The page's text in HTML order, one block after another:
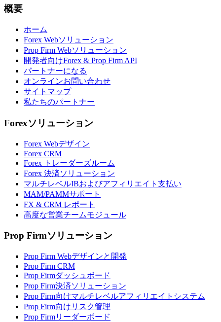
概要
ホーム
Forex Webソリューション
Prop Firm Webソリューション
開発者向けForex & Prop Firm API
パートナーになる
オンラインお問い合わせ
サイトマップ
私たちのパートナー
Forexソリューション
Forex Webデザイン
Forex CRM
Forex トレーダーズルーム
Forex 決済ソリューション
マルチレベルIBおよびアフィリエイト支払い
MAM/PAMMサポート
FX & CRM レポート
高度な営業チームモジュール
Prop Firmソリューション
Prop Firm Webデザインと開発
Prop Firm CRM
Prop Firmダッシュボード
Prop Firm決済ソリューション
Prop Firm向けマルチレベルアフィリエイトシステム
Prop Firm向けリスク管理
Prop Firmリーダーボード